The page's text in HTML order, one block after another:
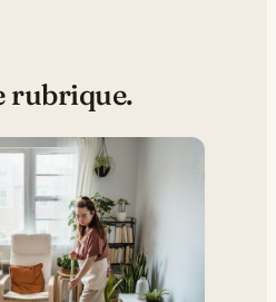
rubrique.